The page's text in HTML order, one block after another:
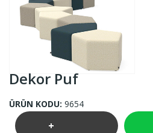
Dekor Puf
ÜRÜN KODU: 9654
+